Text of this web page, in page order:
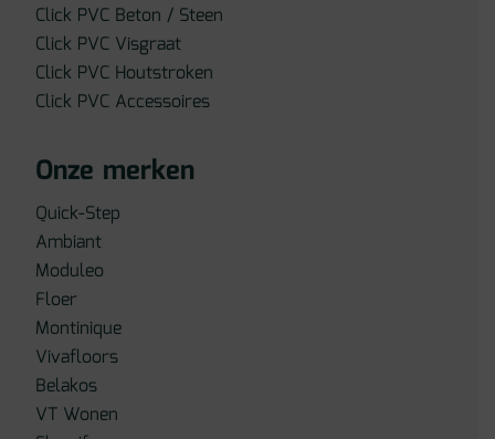
Click PVC Beton / Steen
Click PVC Visgraat
Click PVC Houtstroken
Click PVC Accessoires
Onze merken
Quick-Step
Ambiant
Moduleo
Floer
Montinique
Vivafloors
Belakos
VT Wonen